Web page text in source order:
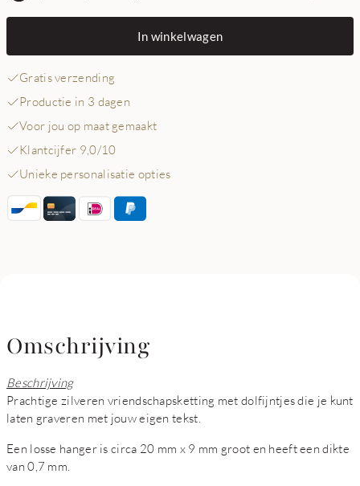
In winkelwagen
Gratis verzending
Productie in 3 dagen
Voor jou op maat gemaakt
Klantcijfer 9,0/10
Unieke personalisatie opties
Omschrijving
Beschrijving
Prachtige zilveren vriendschapsketting met dolfijntjes die je kunt
laten graveren met jouw eigen tekst.
Een losse hanger is circa 20 mm x 9 mm groot en heeft een dikte
van 0,7 mm.